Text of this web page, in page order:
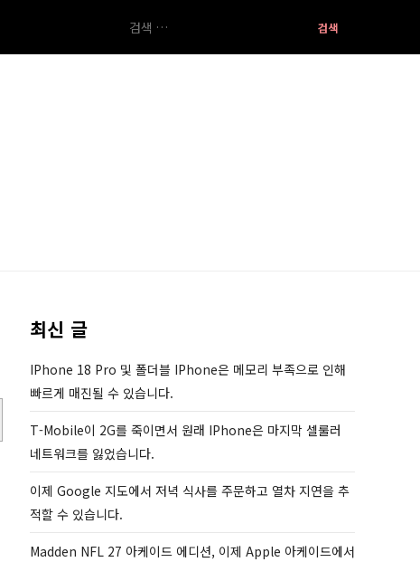
색:
최신 글
IPhone 18 Pro 및 폴더블 IPhone은 메모리 부족으로 인해
빠르게 매진될 수 있습니다.
T-Mobile이 2G를 죽이면서 원래 IPhone은 마지막 셀룰러
네트워크를 잃었습니다.
이제 Google 지도에서 저녁 식사를 주문하고 열차 지연을 추
적할 수 있습니다.
Madden NFL 27 아케이드 에디션, 이제 Apple 아케이드에서